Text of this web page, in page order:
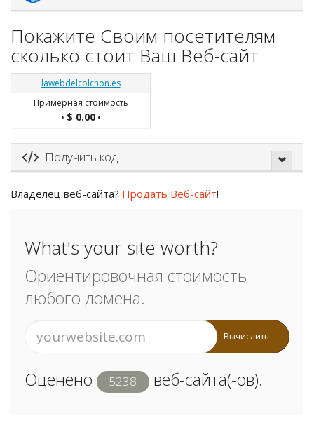
Покажите Своим посетителям
сколько стоит Ваш Веб-сайт
lawebdelcolchon.es
Примерная стоимость
• $ 0.00•
Получить код
Владелец веб-сайта? Продать Веб-сайт!
What's your site worth?
Ориентировочная стоимость
любого домена.
Вычислить
Оценено 5238 веб-сайта(-ов).